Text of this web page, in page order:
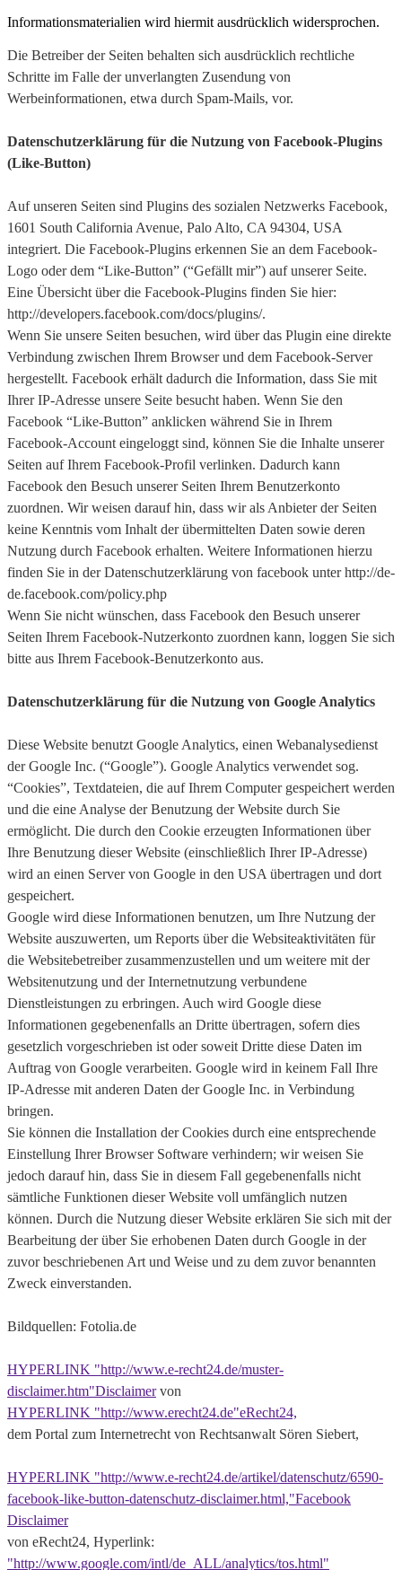
Informationsmaterialien wird hiermit ausdrücklich widersprochen.
Die Betreiber der Seiten behalten sich ausdrücklich rechtliche
Schritte im Falle der unverlangten Zusendung von
Werbeinformationen, etwa durch Spam-Mails, vor.
Datenschutzerklärung für die Nutzung von Facebook-Plugins
(Like-Button)
Auf unseren Seiten sind Plugins des sozialen Netzwerks Facebook,
1601 South California Avenue, Palo Alto, CA 94304, USA
integriert. Die Facebook-Plugins erkennen Sie an dem Facebook-
Logo oder dem “Like-Button” (“Gefällt mir”) auf unserer Seite.
Eine Übersicht über die Facebook-Plugins finden Sie hier:
http://developers.facebook.com/docs/plugins/.
Wenn Sie unsere Seiten besuchen, wird über das Plugin eine direkte
Verbindung zwischen Ihrem Browser und dem Facebook-Server
hergestellt. Facebook erhält dadurch die Information, dass Sie mit
Ihrer IP-Adresse unsere Seite besucht haben. Wenn Sie den
Facebook “Like-Button” anklicken während Sie in Ihrem
Facebook-Account eingeloggt sind, können Sie die Inhalte unserer
Seiten auf Ihrem Facebook-Profil verlinken. Dadurch kann
Facebook den Besuch unserer Seiten Ihrem Benutzerkonto
zuordnen. Wir weisen darauf hin, dass wir als Anbieter der Seiten
keine Kenntnis vom Inhalt der übermittelten Daten sowie deren
Nutzung durch Facebook erhalten. Weitere Informationen hierzu
finden Sie in der Datenschutzerklärung von facebook unter http://de-
de.facebook.com/policy.php
Wenn Sie nicht wünschen, dass Facebook den Besuch unserer
Seiten Ihrem Facebook-Nutzerkonto zuordnen kann, loggen Sie sich
bitte aus Ihrem Facebook-Benutzerkonto aus.
Datenschutzerklärung für die Nutzung von Google Analytics
Diese Website benutzt Google Analytics, einen Webanalysedienst
der Google Inc. (“Google”). Google Analytics verwendet sog.
“Cookies”, Textdateien, die auf Ihrem Computer gespeichert werden
und die eine Analyse der Benutzung der Website durch Sie
ermöglicht. Die durch den Cookie erzeugten Informationen über
Ihre Benutzung dieser Website (einschließlich Ihrer IP-Adresse)
wird an einen Server von Google in den USA übertragen und dort
gespeichert.
Google wird diese Informationen benutzen, um Ihre Nutzung der
Website auszuwerten, um Reports über die Websiteaktivitäten für
die Websitebetreiber zusammenzustellen und um weitere mit der
Websitenutzung und der Internetnutzung verbundene
Dienstleistungen zu erbringen. Auch wird Google diese
Informationen gegebenenfalls an Dritte übertragen, sofern dies
gesetzlich vorgeschrieben ist oder soweit Dritte diese Daten im
Auftrag von Google verarbeiten. Google wird in keinem Fall Ihre
IP-Adresse mit anderen Daten der Google Inc. in Verbindung
bringen.
Sie können die Installation der Cookies durch eine entsprechende
Einstellung Ihrer Browser Software verhindern; wir weisen Sie
jedoch darauf hin, dass Sie in diesem Fall gegebenenfalls nicht
sämtliche Funktionen dieser Website voll umfänglich nutzen
können. Durch die Nutzung dieser Website erklären Sie sich mit der
Bearbeitung der über Sie erhobenen Daten durch Google in der
zuvor beschriebenen Art und Weise und zu dem zuvor benannten
Zweck einverstanden.
Bildquellen: Fotolia.de
HYPERLINK "http://www.e-recht24.de/muster-
disclaimer.htm"Disclaimervon
HYPERLINK "http://www.erecht24.de"eRecht24,
dem Portal zum Internetrecht von Rechtsanwalt Sören Siebert,
HYPERLINK "http://www.e-recht24.de/artikel/datenschutz/6590-
facebook-like-button-datenschutz-disclaimer.html,"Facebook
Disclaimer
von eRecht24, Hyperlink:
"http://www.google.com/intl/de_ALL/analytics/tos.html"